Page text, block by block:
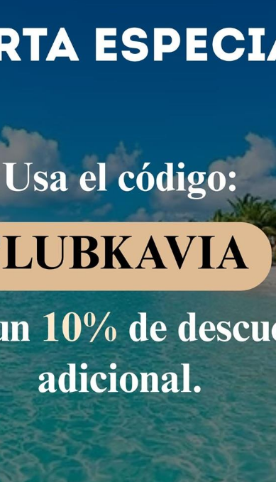
con WIFI gratis, aire acondicionado, armario, TV pantalla
1.272,48 MXN
839,84 MXN /noche
Total de
839,84 MXN para 1 noche
Impuestos y tasas no incluidos